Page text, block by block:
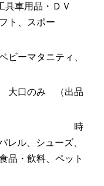
具車用品・ＤＶ
ト、スポー
ビーマタニティ、
出品
レル、シューズ、
品・飲料、ペット